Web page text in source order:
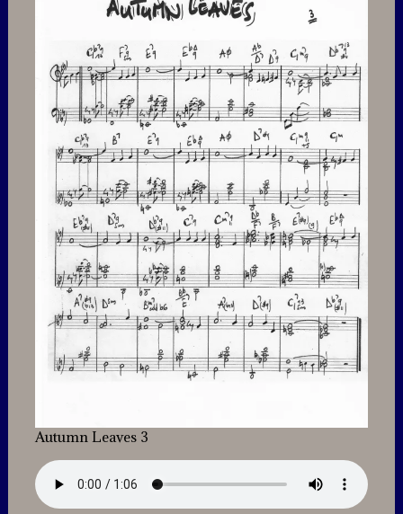
Autumn Leaves 3